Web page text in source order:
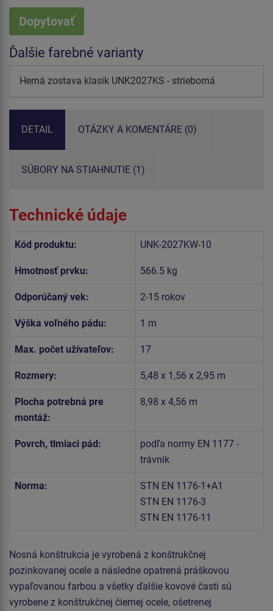
Dopytovať
Ďalšie farebné varianty
Herná zostava klasik UNK2027KS - strieborná
DETAIL OTÁZKY A KOMENTÁRE (0)
SÚBORY NA STIAHNUTIE (1)
Technické údaje
Kód produktu: UNK-2027KW-10
Hmotnosť prvku: 566.5 kg
Odporúčaný vek: 2-15 rokov
Výška voľného pádu: 1 m
Max. počet užívateľov: 17
Rozmery: 5,48 x 1,56 x 2,95 m
Plocha potrebná pre
montáž:
8,98 x 4,56 m
Povrch, tlmiaci pád:
podľa normy EN 1177 -
trávnik
Norma:
STN EN 1176-1+A1
STN EN 1176-3
STN EN 1176-11
Nosná konštrukcia je vyrobená z konštrukčnej
pozinkovanej ocele a následne opatrená práškovou
vypaľovanou farbou a všetky ďalšie kovové časti sú
vyrobene z konštrukčnej čiernej ocele, ošetrenej